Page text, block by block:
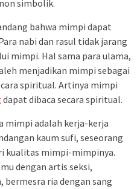
simbolik.
bahwa mimpi dapat
nabi dan rasul tidak jarang
mimpi. Hal sama para ulama,
menjadikan mimpi sebagai
spiritual. Artinya mimpi
dapat dibaca secara spiritual.
mimpi adalah kerja-kerja
kaum sufi, seseorang
kualitas mimpi-mimpinya.
dengan artis seksi,
ria dengan sang